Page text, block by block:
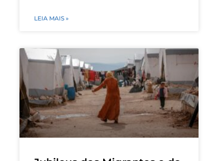
LEIA MAIS »